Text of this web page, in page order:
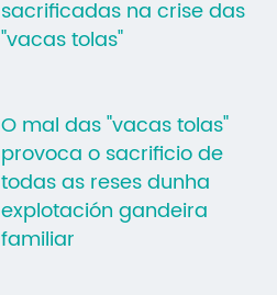
sacrificadas na crise das
"vacas tolas"
O mal das "vacas tolas"
provoca o sacrificio de
todas as reses dunha
explotación gandeira
familiar